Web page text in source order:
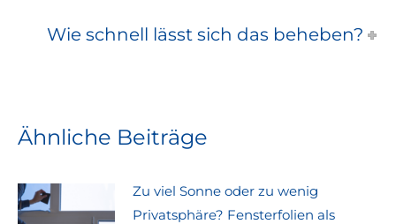
Wie schnell lässt sich das beheben?
Ähnliche Beiträge
Zu viel Sonne oder zu wenig
Privatsphäre? Fensterfolien als